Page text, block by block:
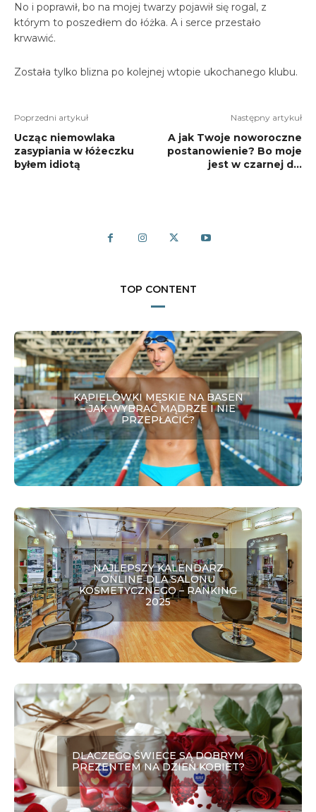
No i poprawił, bo na mojej twarzy pojawił się rogal, z
którym to poszedłem do łóżka. A i serce przestało
krwawić.
Została tylko blizna po kolejnej wtopie ukochanego klubu.
Poprzedni artykuł
Ucząc niemowlaka
zasypiania w łóżeczku
byłem idiotą
Następny artykuł
A jak Twoje noworoczne
postanowienie? Bo moje
jest w czarnej d…
TOP CONTENT
KĄPIELÓWKI MĘSKIE NA BASEN
– JAK WYBRAĆ MĄDRZE I NIE
PRZEPŁACIĆ?
NAJLEPSZY KALENDARZ
ONLINE DLA SALONU
KOSMETYCZNEGO – RANKING
2025
DLACZEGO ŚWIECE SĄ DOBRYM
PREZENTEM NA DZIEŃ KOBIET?